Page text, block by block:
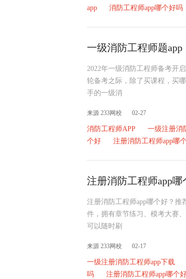
app
消防工程师app哪个好吗
一级消防工程师题app
2022年一级消防工程师备考开
轮备考之际，除了买课程，买
手的一级消
来源 233网校 02-27
消防工程师APP 一级注册消
个好
注册消防工程师app哪
注册消防工程师app哪
注册消防工程师app哪个好？推
件，拥有章节练习、模考大赛
可以随时刷
来源 233网校 02-17
一级注册消防工程师app下载
吗
注册消防工程师app哪个